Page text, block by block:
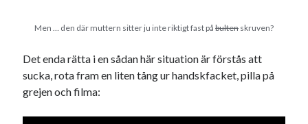
Men … den där muttern sitter ju inte riktigt fast på bulten skruven?
Det enda rätta i en sådan här situation är förstås att
sucka, rota fram en liten tång ur handskfacket, pilla på
grejen och filma: